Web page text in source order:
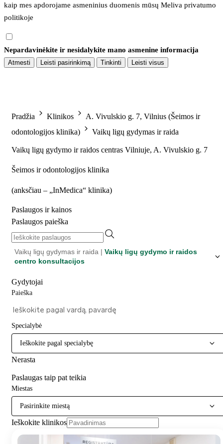
kaip mes apdorojame asmeninius duomenis mūsų Meliva privatumo
politikoje
Nepardavinėkite ir nesidalykite mano asmenine informacija
Atmesti Leisti pasirinkimą Tinkinti Leisti visus
Pradžia Klinikos
A. Vivulskio g. 7, Vilnius (Šeimos ir
odontologijos klinika)
Vaikų ligų gydymas ir raida
Vaikų ligų gydymo ir raidos centras Vilniuje, A. Vivulskio g. 7
Šeimos ir odontologijos klinika
(anksčiau – „InMedica“ klinika)
Paslaugos ir kainos
Paslaugos paieška
Vaikų ligų gydymas ir raida | Vaikų ligų gydymo ir raidos
centro konsultacijos
Gydytojai
Paieška
Specialybė
Ieškokite pagal specialybę
Nerasta
Paslaugas taip pat teikia
Miestas
Pasirinkite miestą
Ieškokite klinikos